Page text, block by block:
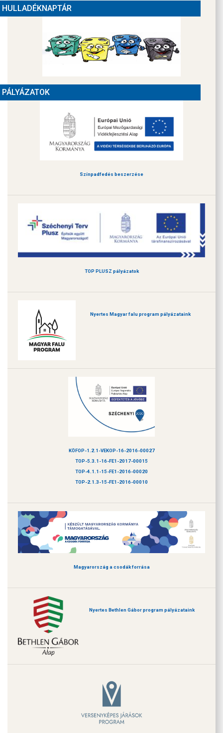
HULLADÉKNAPTÁR
PÁLYÁZATOK
Színpadfedés beszerzése
TOP PLUSZ pályázatok
Nyertes Magyar falu program pályázataink
KÖFOP-1.2.1-VEKOP-16-2016-00027
TOP-5.3.1-16-FE1-2017-00015
TOP-4.1.1-15-FE1-2016-00020
TOP-2.1.3-15-FE1-2016-00010
Magyarország a csodák forrása
Nyertes Bethlen Gábor program pályázataink